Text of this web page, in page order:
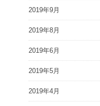
2019年9月
2019年8月
2019年6月
2019年5月
2019年4月